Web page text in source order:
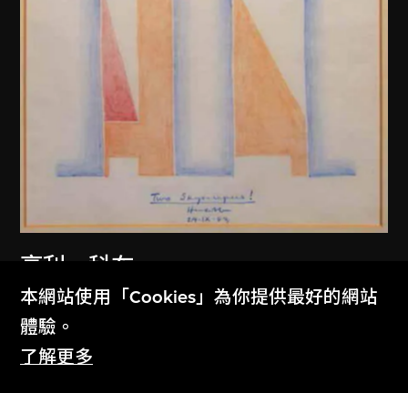
亨利．科布
雙子摩天樓！（美國達拉斯噴泉廣
場）
1983
本網站使用「Cookies」為你提供最好的網站
體驗。
了解更多